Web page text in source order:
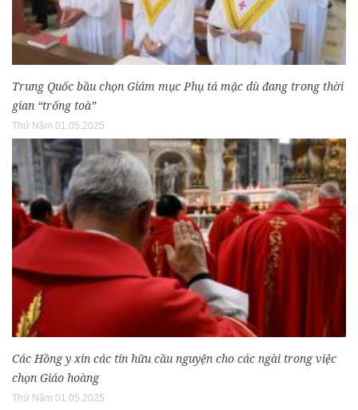
Trung Quốc bầu chọn Giám mục Phụ tá mặc dù đang trong thời
gian “trống toà”
Thứ Năm 01.05.2025
Các Hồng y xin các tín hữu cầu nguyện cho các ngài trong việc
chọn Giáo hoàng
Thứ Năm 01.05.2025